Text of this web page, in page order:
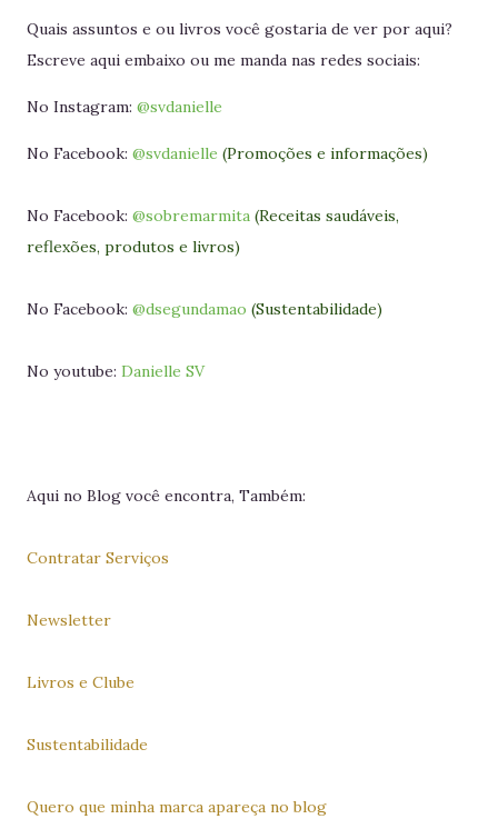
Quais assuntos e ou livros você gostaria de ver por aqui?
Escreve aqui embaixo ou me manda nas redes sociais:
No Instagram: @svdanielle
No Facebook: @svdanielle (Promoções e informações)
No Facebook: @sobremarmita (Receitas saudáveis,
reflexões, produtos e livros)
No Facebook: @dsegundamao (Sustentabilidade)
No youtube: Danielle SV
Aqui no Blog você encontra, Também:
Contratar Serviços
Newsletter
Livros e Clube
Sustentabilidade
Quero que minha marca apareça no blog